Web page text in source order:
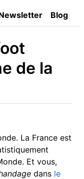
Blog
de la
La France est
Et vous,
dans le